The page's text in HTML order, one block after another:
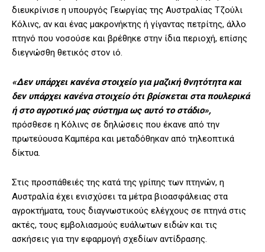
διευκρίνισε η υπουργός Γεωργίας της Αυστραλίας Τζούλι
Κόλινς, αν και ένας μακρονήκτης ή γίγαντας πετρίτης, άλλο
πτηνό που νοσούσε και βρέθηκε στην ίδια περιοχή, επίσης
διεγνώσθη θετικός στον ιό.
«Δεν υπάρχει κανένα στοιχείο για μαζική θνητότητα και
δεν υπάρχει κανένα στοιχείο ότι βρίσκεται στα πουλερικά
ή στο αγροτικό μας σύστημα ως αυτό το στάδιο»,
πρόσθεσε η Κόλινς σε δηλώσεις που έκανε από την
πρωτεύουσα Καμπέρα και μεταδόθηκαν από τηλεοπτικά
δίκτυα.
Στις προσπάθειές της κατά της γρίπης των πτηνών, η
Αυστραλία έχει ενισχύσει τα μέτρα βιοασφάλειας στα
αγροκτήματα, τους διαγνωστικούς ελέγχους σε πτηνά στις
ακτές, τους εμβολιασμούς ευάλωτων ειδών και τις
ασκήσεις για την εφαρμογή σχεδίων αντίδρασης.